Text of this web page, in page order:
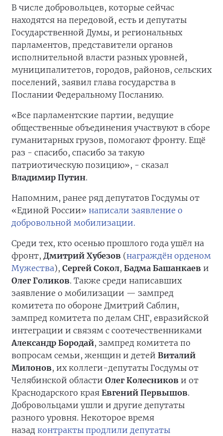
В числе добровольцев, которые сейчас
находятся на передовой, есть и депутаты
Государственной Думы, и региональных
парламентов, представители органов
исполнительной власти разных уровней,
муниципалитетов, городов, районов, сельских
поселений, заявил глава государства в
Послании Федеральному Посланию.
«Все парламентские партии, ведущие
общественные объединения участвуют в сборе
гуманитарных грузов, помогают фронту. Ещё
раз - спасибо, спасибо за такую
патриотическую позицию», - сказал
Владимир Путин.
Напомним, ранее ряд депутатов Госдумы от
«Единой России» написали заявление о
добровольной мобилизации.
Среди тех, кто осенью прошлого года ушёл на
фронт, Дмитрий Хубезов (награждён орденом
Мужества), Сергей Сокол, Бадма Башанкаев и
Олег Голиков. Также среди написавших
заявление о мобилизации — зампред
комитета по обороне Дмитрий Саблин,
зампред комитета по делам СНГ, евразийской
интеграции и связям с соотечественниками
Александр Бородай, зампред комитета по
вопросам семьи, женщин и детей Виталий
Милонов, их коллеги-депутаты Госдумы от
Челябинской области Олег Колесников и от
Краснодарского края Евгений Первышов.
Добровольцами ушли и другие депутаты
разного уровня. Некоторое время
назад контракты продлили депутаты